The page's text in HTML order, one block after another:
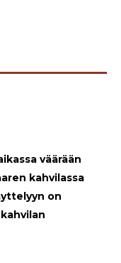
väärään
kahvilassa
on